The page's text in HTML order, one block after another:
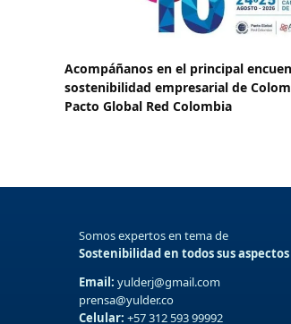
Acompáñanos en el principal
sostenibilidad empresarial de
Pacto Global Red Colombia
Somos expertos en tema de
Sostenibilidad en todos sus aspectos
Email: yulderj@gmail.com
prensa@yulder.co
Celular: +57 312 593 99992